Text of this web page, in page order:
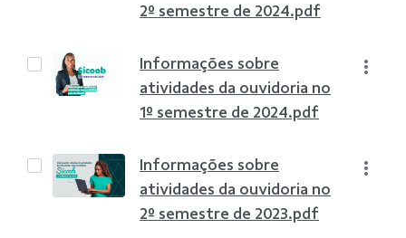
2º semestre de 2024.pdf
Informações sobre
atividades da ouvidoria no
1º semestre de 2024.pdf
Informações sobre
atividades da ouvidoria no
2º semestre de 2023.pdf